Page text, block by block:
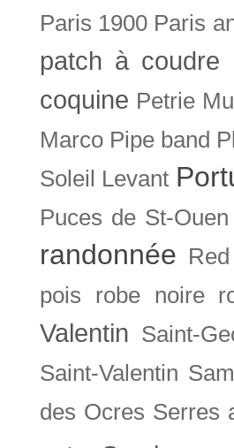
Paris 1900 Paris
patch à coudre
coquine Petrie
Marco Pipe band
Soleil Levant
Puces de St-Ouen
randonnée
pois
robe noire
Valentin Saint-
Saint-Valentin
des Ocres Serres